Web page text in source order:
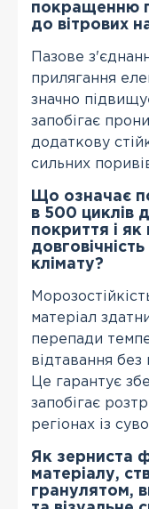
покращенню
до вітрових
Пазове
прилягання
значно
запобігає
додаткову
сильних
Що означає
в 500 циклів
покриття і як
клімату?
матеріал
перепади
відтавання без
Це гарантує
запобігає
регіонах із
Як зерниста
матеріалу,
гранулятом,